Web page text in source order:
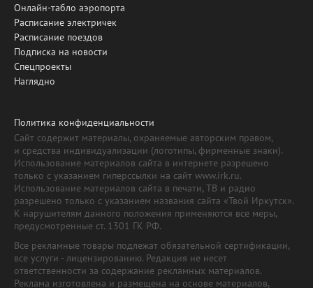
Онлайн-табло аэропорта
Расписание электричек
Расписание поездов
Подписка на новости
Спецпроекты
Наглядно
Политика конфиденциальности
Сайт содержит материалы, охраняемые авторским правом,
и средства индивидуализации (логотипы, фирменные знаки).
Использование материалов сайта в интернете разрешено
только с указанием гиперссылки на сайт www.irk.ru.
Использование материалов сайта в печати, ТВ и радио
разрешено только с указанием названия сайта «Твой Иркутск».
К нарушителям данного положения применяются все меры,
предусмотренные ст. 1301 ГК РФ.
Все рекламные товары подлежат обязательной сертификации,
все услуги - лицензированию. Редакция не несет
ответственности за содержание рекламных материалов.
Реклама изготовлена и размещена на основе материалов,